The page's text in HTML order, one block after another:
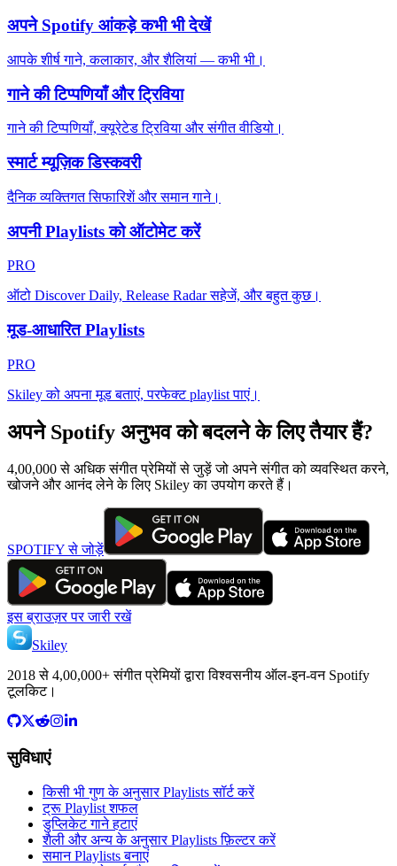
अपने Spotify आंकड़े कभी भी देखें
आपके शीर्ष गाने, कलाकार, और शैलियां — कभी भी।
गाने की टिप्पणियाँ और ट्रिविया
गाने की टिप्पणियाँ, क्यूरेटेड ट्रिविया और संगीत वीडियो।
स्मार्ट म्यूज़िक डिस्कवरी
दैनिक व्यक्तिगत सिफारिशें और समान गाने।
अपनी Playlists को ऑटोमेट करें
PRO
ऑटो Discover Daily, Release Radar सहेजें, और बहुत कुछ।
मूड-आधारित Playlists
PRO
Skiley को अपना मूड बताएं, परफेक्ट playlist पाएं।
अपने Spotify अनुभव को बदलने के लिए तैयार हैं?
4,00,000 से अधिक संगीत प्रेमियों से जुड़ें जो अपने संगीत को व्यवस्थित करने,
खोजने और आनंद लेने के लिए Skiley का उपयोग करते हैं।
SPOTIFY से जोड़ें
इस ब्राउज़र पर जारी रखें
Skiley
2018 से 4,00,000+ संगीत प्रेमियों द्वारा विश्वसनीय ऑल-इन-वन Spotify
टूलकिट।
सुविधाएं
किसी भी गुण के अनुसार Playlists सॉर्ट करें
ट्रू Playlist शफल
डुप्लिकेट गाने हटाएं
शैली और अन्य के अनुसार Playlists फ़िल्टर करें
समान Playlists बनाएं